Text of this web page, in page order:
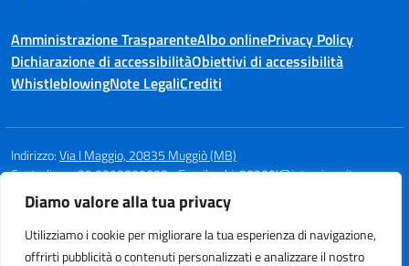
Diamo valore alla tua privacy
Utilizziamo i cookie per migliorare la tua esperienza di navigazione,
offrirti pubblicità o contenuti personalizzati e analizzare il nostro
Amministrazione TrasparenteAlbo onlinePrivacy Policy
Dichiarazione di accessibilitàObiettivi di accessibilità
WhistleblowingNote LegaliCrediti
Indirizzo:Via I Maggio, 20835 Muggiò (MB)
Centralino:+39 0392709605 Email:mbic88300l@istruzione.it
Posta elettronica certificata (PEC): mbic88300l@pec.istruzione.it
Codice fiscale: 94580960154
Codice meccanografico: MBIC88300L